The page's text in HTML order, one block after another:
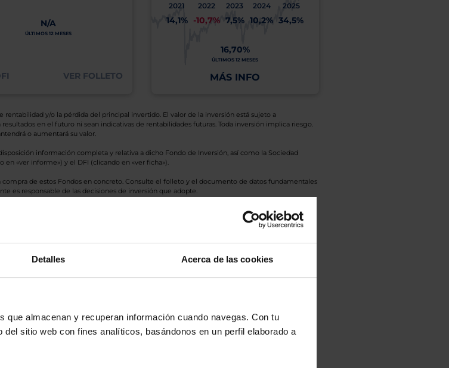
Detalles Acerca de las cookies
almacenan y recuperan información cuando navegas. Con tu
sitio web con fines analíticos, basándonos en un perfil elaborado a
N/A
ÚLTIMOS 12 MESES
VER FOLLETO
2021
14,1%
2022
-10,7%
2023
7,5%
2024
10,2%
2025
34,5%
16,70%
ÚLTIMOS 12 MESES
MÁS INFO
y/o la pérdida del principal invertido. El valor de la inversión está sujeto a
en el futuro ni sean indicativas de rentabilidades futuras. Toda inversión implica riesgo.
o aumentará su valor.
información completa y relativa a dicho Fondo de Inversión, así como la Sociedad
«ver informe») y el DFI (clicando en «ver ficha»).
de estos Fondos en concreto. Consulte el folleto y el documento de datos fundamentales
es responsable de las decisiones de inversión que adopte.
del Fondo al cierre de la última sesión, y se calculan de Valor Liquidativo de la sesión
es de reparto. Todas las rentabilidades mostradas están en la divisa Euro.
gratuito de su cartera.
sus Fondos y nuestros expertos le enviarán un estudio gratuito
podrá ahorrar en sus costes.